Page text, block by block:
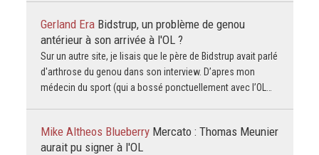
Gerland Era Bidstrup, un problème de genou
antérieur à son arrivée à l'OL ?
Sur un autre site, je lisais que le père de Bidstrup avait parlé
d'arthrose du genou dans son interview. D’apres mon
médecin du sport (qui a bossé ponctuellement avec l’OL…
Mike Altheos Blueberry Mercato : Thomas Meunier
aurait pu signer à l'OL